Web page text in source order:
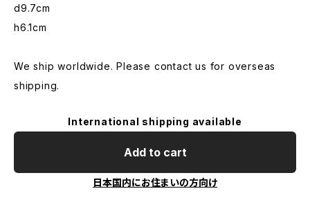
d9.7cm
h6.1cm
We ship worldwide. Please contact us for overseas
shipping.
International shipping available
Add to cart
日本国内にお住まいの方向け